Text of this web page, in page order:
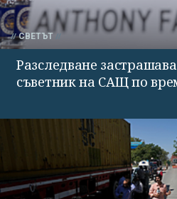
СВЕТЪТ
Разследване
съветник на САЩ по